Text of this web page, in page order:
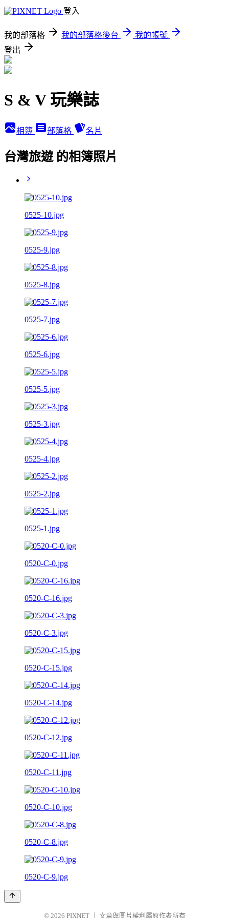
登入
我的部落格 我的部落格後台
我的帳號
登出
S & V 玩樂誌
相簿 部落格 名片
台灣旅遊 的相簿照片
0525-10.jpg
0525-9.jpg
0525-8.jpg
0525-7.jpg
0525-6.jpg
0525-5.jpg
0525-3.jpg
0525-4.jpg
0525-2.jpg
0525-1.jpg
0520-C-0.jpg
0520-C-16.jpg
0520-C-3.jpg
0520-C-15.jpg
0520-C-14.jpg
0520-C-12.jpg
0520-C-11.jpg
0520-C-10.jpg
0520-C-8.jpg
0520-C-9.jpg
© 2026 PIXNET 文章與圖片權利屬原作者所有